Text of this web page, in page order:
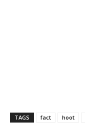
TAGS fact hoot